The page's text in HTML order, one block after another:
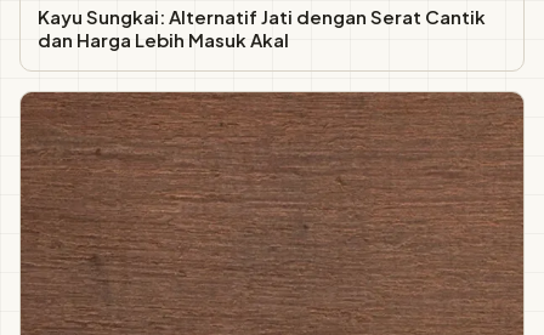
Kayu Sungkai: Alternatif Jati dengan Serat Cantik
dan Harga Lebih Masuk Akal